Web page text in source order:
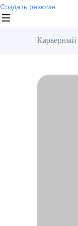
Создать резюме
Карьерный